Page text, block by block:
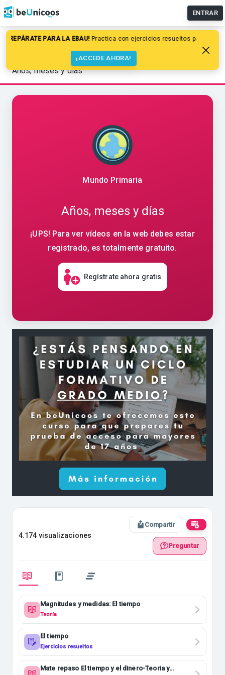
ENTRAR
PARA LA EBAU!Practica con ejercicios resueltos paso a paso
¡ACCEDE AHORA!
Educación primaria
Matemáticas
Magnitudes y medidas: el tiempo
Años, meses y días
Mundo Primaria
Años, meses y días
¡UPS! Para ver vídeos en la web debes estar
registrado, es totalmente gratuito.
Regístrate ahora gratis
4.174 visualizaciones
Compartir
Preguntar
Magnitudes y medidas: El tiempo
Teoría
El tiempo
Ejercicios resueltos
Mate repaso El tiempo y el dinero-Teoria y